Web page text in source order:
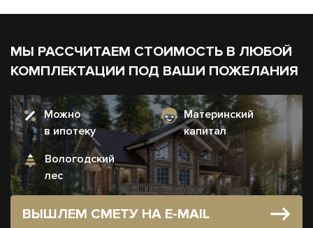
МЫ РАССЧИТАЕМ СТОИМОСТЬ В ЛЮБОЙ
КОМПЛЕКТАЦИИ ПОД ВАШИ ПОЖЕЛАНИЯ
Можно
в ипотеку
Материнский
капитал
Вологодский
лес
ВЫШЛЕМ СМЕТУ НА E-MAIL